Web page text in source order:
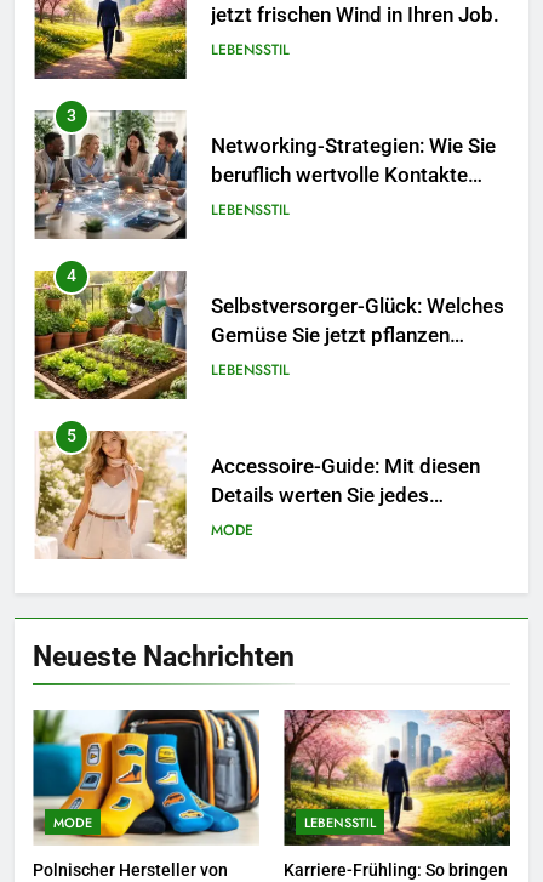
jetzt frischen Wind in Ihren Job.
LEBENSSTIL
3
Networking-Strategien: Wie Sie
beruflich wertvolle Kontakte
knüpfen.
LEBENSSTIL
4
Selbstversorger-Glück: Welches
Gemüse Sie jetzt pflanzen
sollten.
LEBENSSTIL
5
Accessoire-Guide: Mit diesen
Details werten Sie jedes
Frühlingsoutfit auf.
MODE
6
Sie Bienen und Schmetterlinge
in Ihren Garten.
LEBENSSTIL
7
Berufliche Neuorientierung: Mut
zum Quereinstieg in der neuen
Saison.
LEBENSSTIL
Neueste Nachrichten
MODE
Polnischer Hersteller von
LEBENSSTIL
Karriere-Frühling: So bringen